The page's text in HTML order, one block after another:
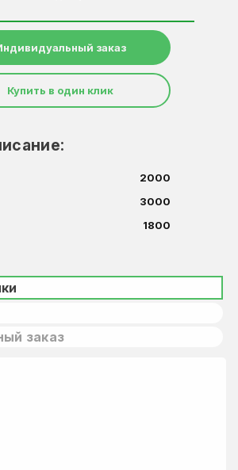
заказ
Купить в один клик
2000
3000
1800
заказ